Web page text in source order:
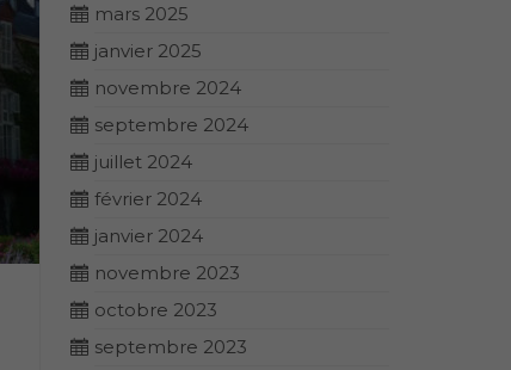
mars 2025
janvier 2025
novembre 2024
septembre 2024
juillet 2024
février 2024
janvier 2024
novembre 2023
octobre 2023
septembre 2023